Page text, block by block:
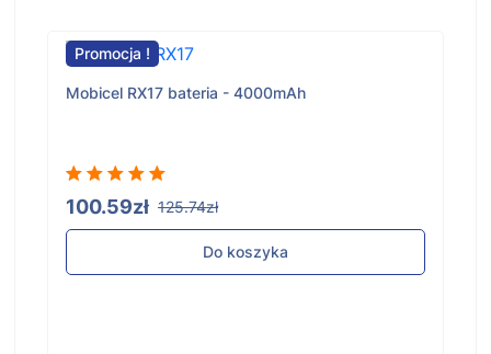
Promocja !
Mobicel RX17 bateria - 4000mAh
100.59zł 125.74zł
Do koszyka